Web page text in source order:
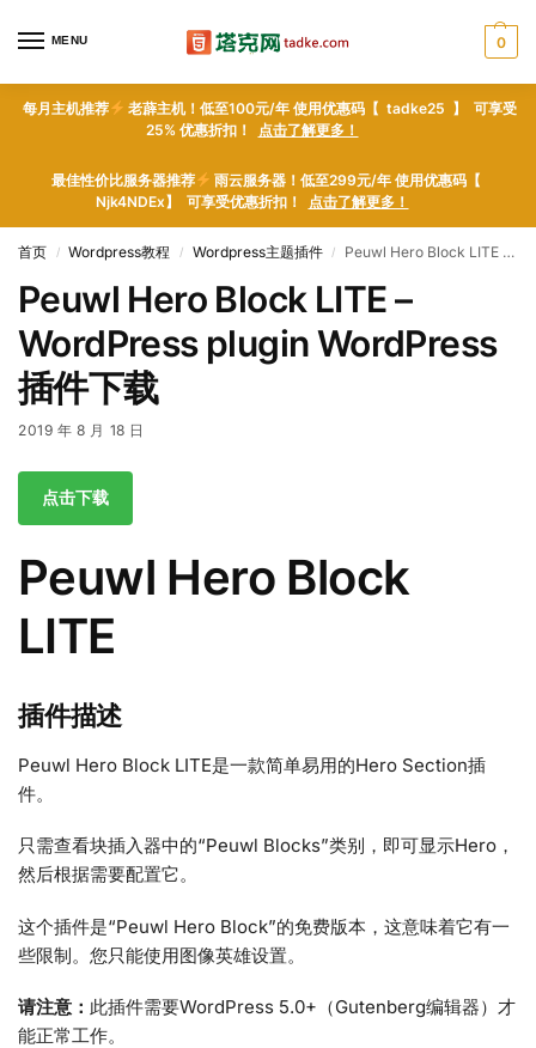
MENU 0
每月主机推荐
老薜主机！低至100元/年 使用优惠码【 tadke25 】 可享受
25% 优惠折扣！ 点击了解更多！
最佳性价比服务器推荐
雨云服务器！低至299元/年 使用优惠码【
Njk4NDEx】 可享受优惠折扣！ 点击了解更多！
首页 / Wordpress教程 / Wordpress主题插件 / Peuwl Hero Block LITE – WordPress plugin WordPress插件下载
Peuwl Hero Block LITE –
WordPress plugin WordPress
插件下载
2019 年 8 月 18 日
点击下载
Peuwl Hero Block
LITE
插件描述
Peuwl Hero Block LITE是一款简单易用的Hero Section插
件。
只需查看块插入器中的“Peuwl Blocks”类别，即可显示Hero，
然后根据需要配置它。
这个插件是“Peuwl Hero Block”的免费版本，这意味着它有一
些限制。您只能使用图像英雄设置。
请注意： 此插件需要WordPress 5.0+（Gutenberg编辑器）才
能正常工作。